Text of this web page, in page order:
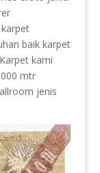
baik karpet
kami
mtr
jenis